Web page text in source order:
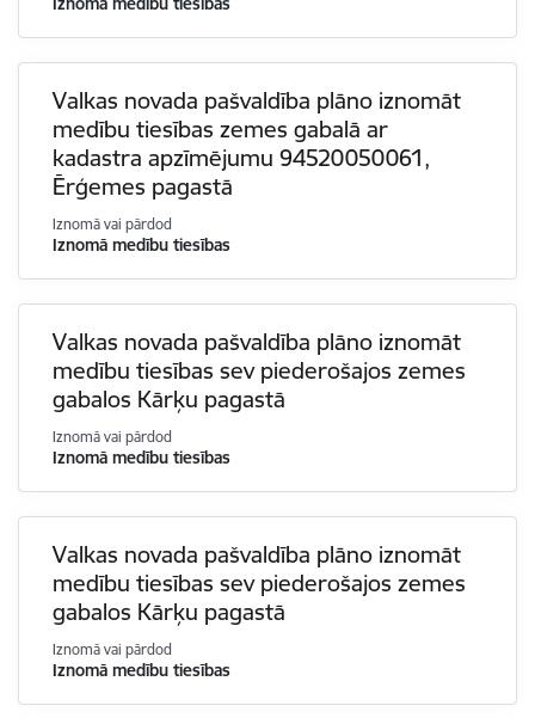
Valkas novada pašvaldība plāno iznomāt
medību tiesības zemes gabalā ar
kadastra apzīmējumu 94520050061,
Ērģemes pagastā
Iznomā vai pārdod
Iznomā medību tiesības
Valkas novada pašvaldība plāno iznomāt
medību tiesības sev piederošajos zemes
gabalos Kārķu pagastā
Iznomā vai pārdod
Iznomā medību tiesības
Valkas novada pašvaldība plāno iznomāt
medību tiesības sev piederošajos zemes
gabalos Kārķu pagastā
Iznomā vai pārdod
Iznomā medību tiesības